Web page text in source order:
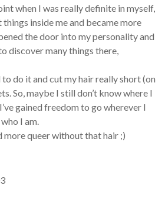
when I was really definite in myself,
inside me and became more
the door into my personality and
discover many things there,
do it and cut my hair really short (on
So, maybe I still don’t know where I
gained freedom to go wherever I
I am.
more queer without that hair ;)